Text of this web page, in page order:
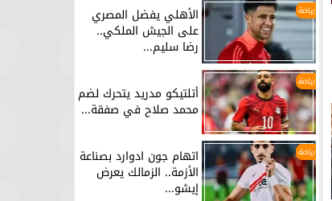
رياضة الأهلي يفضل المصري
على الجيش الملكي..
رضا سليم...
رياضة
أتلتيكو مدريد يتحرك لضم
محمد صلاح في صفقة...
رياضة اتهام جون ادوارد بصناعة
الأزمة.. الزمالك يعرض
إيشو...